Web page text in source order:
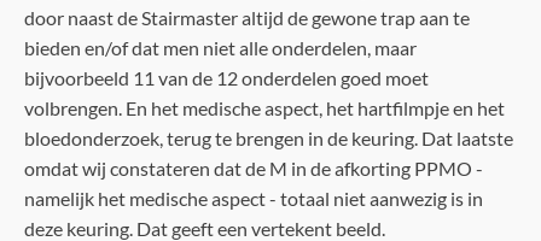
door naast de Stairmaster altijd de gewone trap aan te
bieden en/of dat men niet alle onderdelen, maar
bijvoorbeeld 11 van de 12 onderdelen goed moet
volbrengen. En het medische aspect, het hartfilmpje en het
bloedonderzoek, terug te brengen in de keuring. Dat laatste
omdat wij constateren dat de M in de afkorting PPMO -
namelijk het medische aspect - totaal niet aanwezig is in
deze keuring. Dat geeft een vertekent beeld.